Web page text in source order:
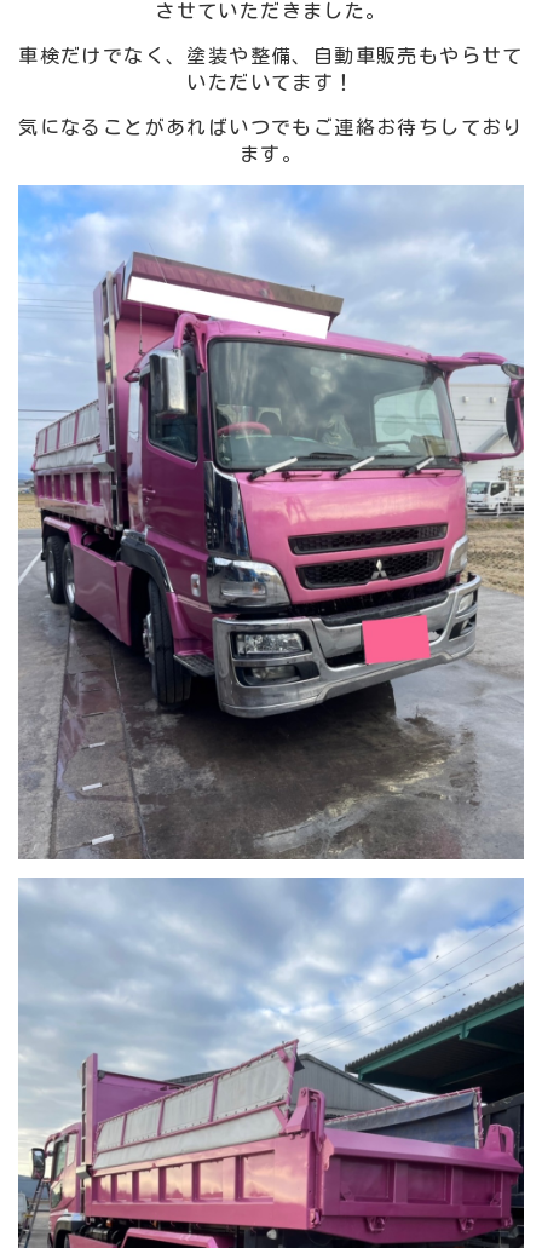
させていただきました。
車検だけでなく、塗装や整備、自動車販売もやらせて
いただいてます！
気になることがあればいつでもご連絡お待ちしており
ます。